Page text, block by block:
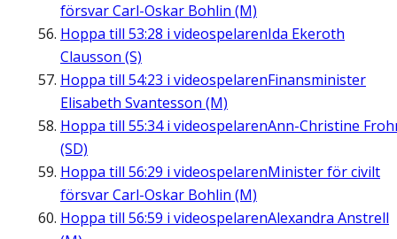
försvar Carl-Oskar Bohlin (M)
Hoppa till 53:28 i videospelarenIda Ekeroth
Clausson (S)
Hoppa till 54:23 i videospelarenFinansminister
Elisabeth Svantesson (M)
Hoppa till 55:34i videospelarenAnn-Christine
(SD)
Hoppa till 56:29 i videospelarenMinister för civilt
försvar Carl-Oskar Bohlin (M)
Hoppa till 56:59 i videospelarenAlexandra Anstrell